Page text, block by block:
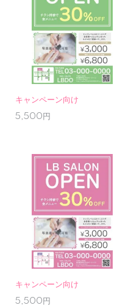
キャンペーン向け
5,500円
キャンペーン向け
5,500円